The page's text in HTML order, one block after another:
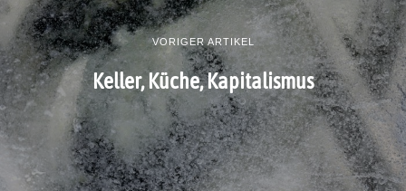
VORIGER ARTIKEL
Keller, Küche, Kapitalismus